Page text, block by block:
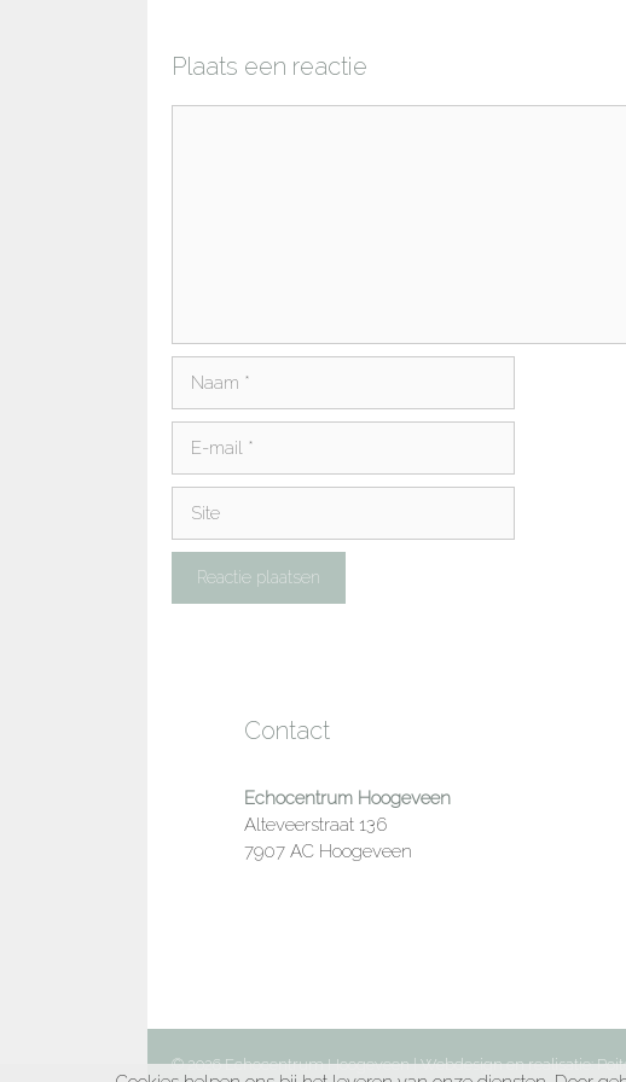
Plaats een reactie
mail
Contact
Echocentrum Hoogeveen
Alteveerstraat 136
7907 AC Hoogeveen
© 2026 Echocentrum Hoogeveen | Webdesign en realisatie: